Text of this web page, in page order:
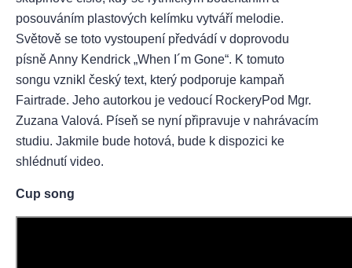
posouváním plastových kelímku vytváří melodie.
Světově se toto vystoupení předvádí v doprovodu
písně Anny Kendrick „When I´m Gone“. K tomuto
songu vznikl český text, který podporuje kampaň
Fairtrade. Jeho autorkou je vedoucí RockeryPod Mgr.
Zuzana Valová. Píseň se nyní připravuje v nahrávacím
studiu. Jakmile bude hotová, bude k dispozici ke
shlédnutí video.
Cup song